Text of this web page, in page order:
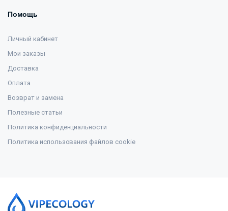
Помощь
Личный кабинет
Мои заказы
Доставка
Оплата
Возврат и замена
Полезные статьи
Политика конфиденциальности
Политика использования файлов cookie